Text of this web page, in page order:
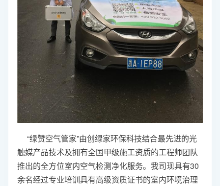
“绿赞空气管家”由创绿家环保科技结合最先进的光
触媒产品技术及拥有全国甲级施工资质的工程师团队
推出的全方位室内空气检测净化服务。我司现具有30
余名经过专业培训具有高级资质证书的室内环境治理